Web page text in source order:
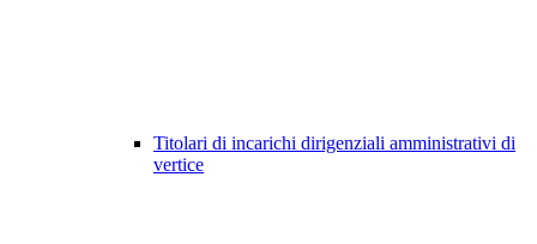
Titolari di incarichi dirigenziali amministrativi di
vertice